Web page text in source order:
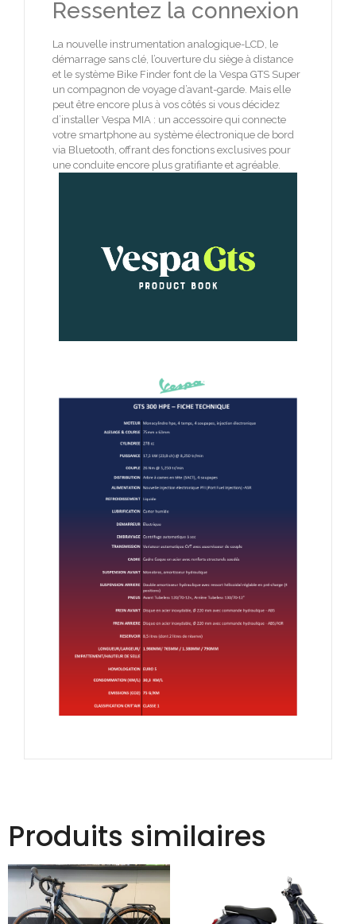
Ressentez la connexion
La nouvelle instrumentation analogique-LCD, le
démarrage sans clé, l’ouverture du siège à distance
et le système Bike Finder font de la Vespa GTS Super
un compagnon de voyage d’avant-garde. Mais elle
peut être encore plus à vos côtés si vous décidez
d’installer Vespa MIA : un accessoire qui connecte
votre smartphone au système électronique de bord
via Bluetooth, offrant des fonctions exclusives pour
une conduite encore plus gratifiante et agréable.
Produits similaires